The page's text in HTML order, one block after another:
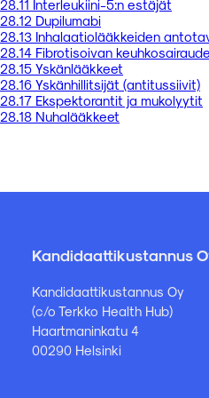
28.11 Interleukiini-5:n estäjät
28.12 Dupilumabi
28.13 Inhalaatiolääkkeiden
28.14 Fibrotisoivan
28.15 Yskänlääkkeet
28.16 Yskänhillitsijät (antitussiivit)
28.17 Ekspektorantit ja mukolyytit
28.18 Nuhalääkkeet
Kandidaattikustannus
Kandidaattikustannus Oy
(c/o Terkko Health Hub)
Haartmaninkatu 4
00290 Helsinki